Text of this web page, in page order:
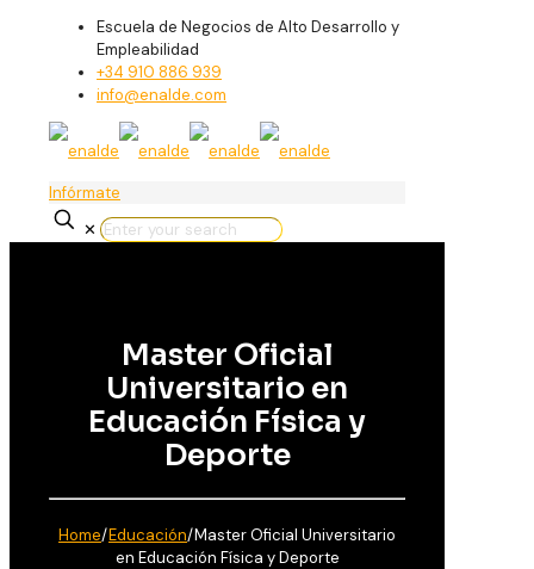
Escuela de Negocios de Alto Desarrollo y
Empleabilidad
+34 910 886 939
info@enalde.com
Infórmate
✕
Master Oficial
Universitario en
Educación Física y
Deporte
Home/Educación/Master Oficial Universitario
en Educación Física y Deporte